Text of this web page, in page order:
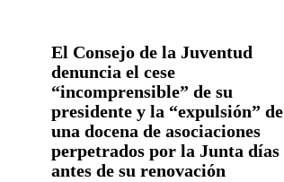
El Consejo de la Juventud
denuncia el cese
“incomprensible” de su
presidente y la “expulsión” de
una docena de asociaciones
perpetrados por la Junta días
antes de su renovación